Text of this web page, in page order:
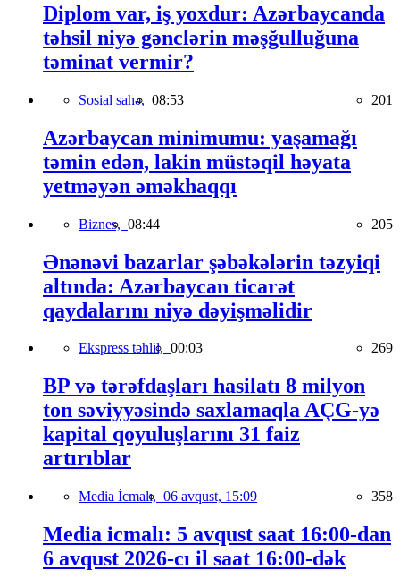
Diplom var, iş yoxdur: Azərbaycanda
təhsil niyə gənclərin məşğulluğuna
təminat vermir?
Sosial sahə, 08:53 201
Azərbaycan minimumu: yaşamağı
təmin edən, lakin müstəqil həyata
yetməyən əməkhaqqı
Biznes, 08:44 205
Ənənəvi bazarlar şəbəkələrin təzyiqi
altında: Azərbaycan ticarət
qaydalarını niyə dəyişməlidir
Ekspress təhlil, 00:03 269
BP və tərəfdaşları hasilatı 8 milyon
ton səviyyəsində saxlamaqla AÇG-yə
kapital qoyuluşlarını 31 faiz
artırıblar
Media İcmalı, 06 avqust, 15:09 358
Media icmalı: 5 avqust saat 16:00-dan
6 avqust 2026-cı il saat 16:00-dək